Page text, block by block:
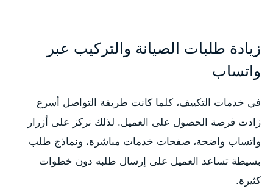
زيادة طلبات الصيانة والتركيب عبر
واتساب
في خدمات التكييف، كلما كانت طريقة التواصل أسرع
زادت فرصة الحصول على العميل. لذلك نركز على أزرار
واتساب واضحة، صفحات خدمات مباشرة، ونماذج طلب
بسيطة تساعد العميل على إرسال طلبه دون خطوات
كثيرة.